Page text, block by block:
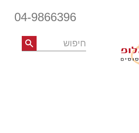
04-9866396